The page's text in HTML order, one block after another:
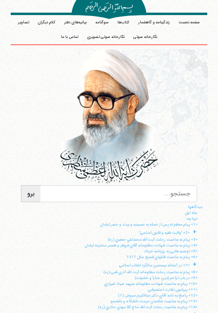
صفحه نخست زندگینامه و گاهشمار کتاب‌ها سوگنامه بیانیه‌های دفتر کلام دیگران تصاویر
نگارخانه صوتی نگارخانه صوتی تصویری تماس با ما
دیدگاهها
جلد اول
ديباچه:
«1» پيام معظم له پس از حمله به حسينيه و بيت، و حصر ايشان
+
«2» "ولايت فقيه و قانون اساسي"
«3» پيام به مناسبت رحلت آيت الله محمدتقي جعفري (ره)
«4» پيام به مناسبت شهادت مظلومانه آقاي فروهر و همسر محترمه ايشان
«5» توصيه هايي به روزنامه خرداد
«6» پيام به مناسبت قتلهاي فجيع سال 1377
+
«7» در آستانه بيستمين سالگرد انقلاب اسلامي
«8» پيام به مناسبت رحلت مظلومانه آيت الله آذري قمي (ره)
«9» در باب تزاحم (دين، مدارا و خشونت)
«10» پيام به مناسبت شهادت مظلومانه سپهبد صياد شيرازي
«11» پيرامون نظارت استصوابي
«12» پاسخ به نامه آقاي دكتر عبدالكريم سروش (1)
«13» پيام به مناسبت شكستن حرمت دانشگاه و دانشجو
«14» پپام به مناسبت رحلت آيت الله حاج آقا مهدي حائري (ره)